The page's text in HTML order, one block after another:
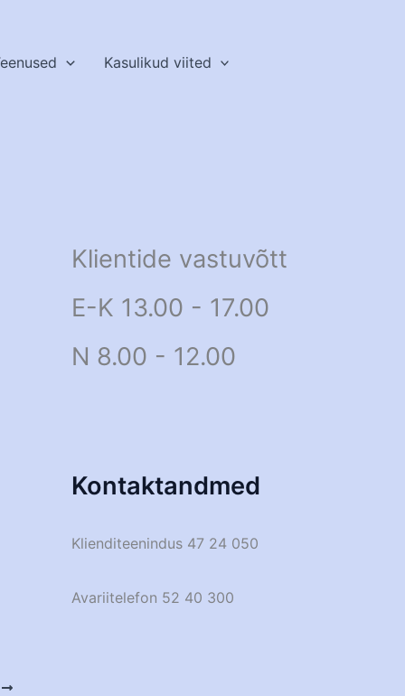
Kasulikud viited
Klientide vastuvõtt
E-K 13.00 - 17.00
N 8.00 - 12.00
Kontaktandmed
Klienditeenindus 47 24 050
Avariitelefon 52 40 300